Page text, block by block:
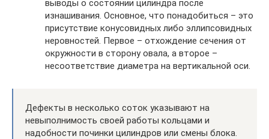
выводы о состоянии цилиндра после
изнашивания. Основное, что понадобиться – это
присутствие конусовидных либо эллипсовидных
неровностей. Первое – отхождение сечения от
окружности в сторону овала, а второе –
несоответствие диаметра на вертикальной оси.
Дефекты в несколько соток указывают на
невыполнимость своей работы кольцами и
надобности починки цилиндров или смены блока.